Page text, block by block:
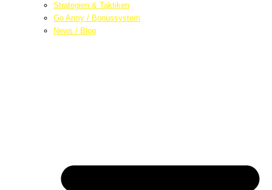
Strategien & Taktiken
Go Army / Bonussystem
News / Blog